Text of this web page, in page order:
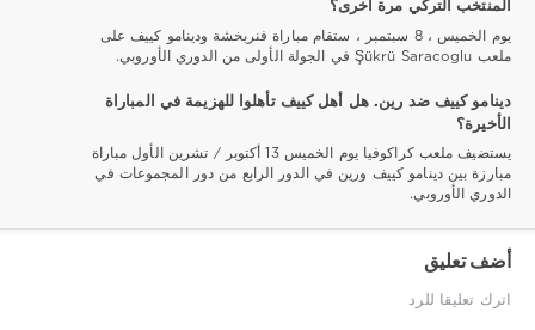
المنتخب التركي مرة أخرى؟
يوم الخميس ، 8 سبتمبر ، ستقام مباراة فنربخشة ودينامو كييف على
ملعب Şükrü Saracoglu في الجولة الأولى من الدوري الأوروبي.
دينامو كييف ضد رين. هل أهل كييف تأهلوا للهزيمة في المباراة
الأخيرة؟
يستضيف ملعب كراكوفيا يوم الخميس 13 أكتوبر / تشرين الأول مباراة
مبارزة بين دينامو كييف ورين في الدور الرابع من دور المجموعات في
الدوري الأوروبي.
أضف تعليق
اترك تعليقا للرد